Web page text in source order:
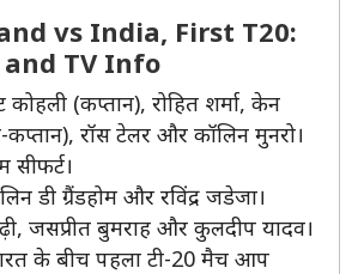
vs India, First T20:
TV Info
कोहली (कप्तान), रोहित शर्मा, केन
रॉस टेलर और कॉलिन मुनरो।
सीफर्ट।
डी ग्रैंडहोम और रविंद्र जडेजा।
जसप्रीत बुमराह और कुलदीप यादव।
के बीच पहला टी-20 मैच आप